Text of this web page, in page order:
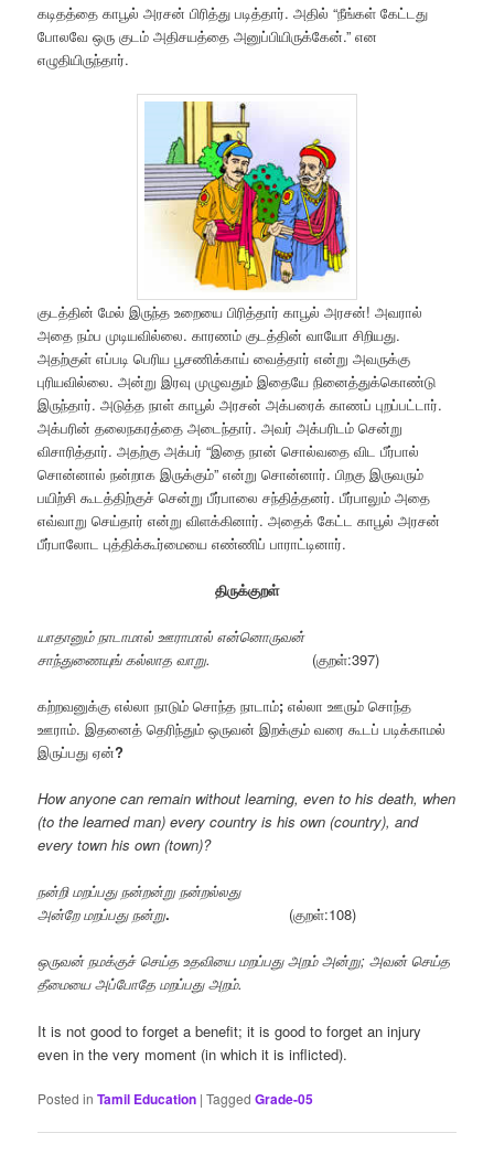
கடிதத்தை காபூல் அரசன் பிரித்து படித்தார். அதில் “நீங்கள் கேட்டது
போலவே ஒரு குடம் அதிசயத்தை அனுப்பியிருக்கேன்.” என
எழுதியிருந்தார்.
குடத்தின் மேல் இருந்த உறையை பிரித்தார் காபூல் அரசன்! அவரால்
அதை நம்ப முடியவில்லை. காரணம் குடத்தின் வாயோ சிறியது.
அதற்குள் எப்படி பெரிய பூசணிக்காய் வைத்தார் என்று அவருக்கு
புரியவில்லை. அன்று இரவு முழுவதும் இதையே நினைத்துக்கொண்டு
இருந்தார். அடுத்த நாள் காபூல் அரசன் அக்பரைக் காணப் புறப்பட்டார்.
அக்பரின் தலைநகரத்தை அடைந்தார். அவர் அக்பரிடம் சென்று
விசாரித்தார். அதற்கு அக்பர் “இதை நான் சொல்வதை விட பீர்பால்
சொன்னால் நன்றாக இருக்கும்” என்று சொன்னார். பிறகு இருவரும்
பயிற்சி கூடத்திற்குச் சென்று பீர்பாலை சந்தித்தனர். பீர்பாலும் அதை
எவ்வாறு செய்தார் என்று விளக்கினார். அதைக் கேட்ட காபூல் அரசன்
பீர்பாலோட புத்திக்கூர்மையை எண்ணிப் பாராட்டினார்.
திருக்குறள்
யாதானும் நாடாமால் ஊராமால் என்னொருவன்
சாந்துணையுங் கல்லாத வாறு.
(குறள்:397)
கற்றவனுக்கு எல்லா நாடும் சொந்த நாடாம்;எல்லா ஊரும் சொந்த
ஊராம். இதனைத் தெரிந்தும் ஒருவன் இறக்கும் வரை கூடப் படிக்காமல்
இருப்பது ஏன்?
How anyone can remain without learning, even to his death, when
(to the learned man) every country is his own (country), and
every town his own (town)?
நன்றி மறப்பது நன்றன்று நன்றல்லது
அன்றே மறப்பது நன்று. (குறள்:108)
ஒருவன் நமக்குச் செய்த உதவியை மறப்பது அறம் அன்று; அவன் செய்த
தீமையை அப்போதே மறப்பது அறம்.
It is not good to forget a benefit; it is good to forget an injury
even in the very moment (in which it is inflicted).
Posted in Tamil Education |Tagged Grade-05